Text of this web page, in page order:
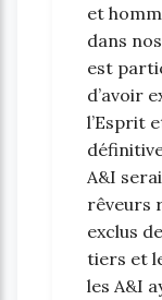
et
dans
est
d’avoir
l’Esprit
A&I
rêveurs
exclus
tiers et
les A&I